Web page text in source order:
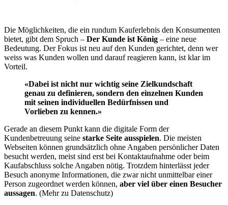
Die Möglichkeiten, die ein rundum Kauferlebnis den Konsumenten
bietet, gibt dem Spruch – Der Kunde ist König – eine neue
Bedeutung. Der Fokus ist neu auf den Kunden gerichtet, denn wer
weiss was Kunden wollen und darauf reagieren kann, ist klar im
Vorteil.
«Dabei ist nicht nur wichtig seine Zielkundschaft
genau zu definieren, sondern den einzelnen Kunden
mit seinen individuellen Bedürfnissen und
Vorlieben zu kennen.»
Gerade an diesem Punkt kann die digitale Form der
Kundenbetreuung seine starke Seite ausspielen. Die meisten
Webseiten können grundsätzlich ohne Angaben persönlicher Daten
besucht werden, meist sind erst bei Kontaktaufnahme oder beim
Kaufabschluss solche Angaben nötig. Trotzdem hinterlässt jeder
Besuch anonyme Informationen, die zwar nicht unmittelbar einer
Person zugeordnet werden können, aber viel über einen Besucher
aussagen. (Mehr zu Datenschutz)